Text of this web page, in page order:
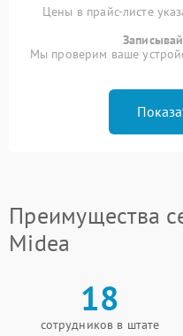
Цены в прайс-листе
Мы проверим ваше
Преимущества
Midea
18
сотрудников в штате